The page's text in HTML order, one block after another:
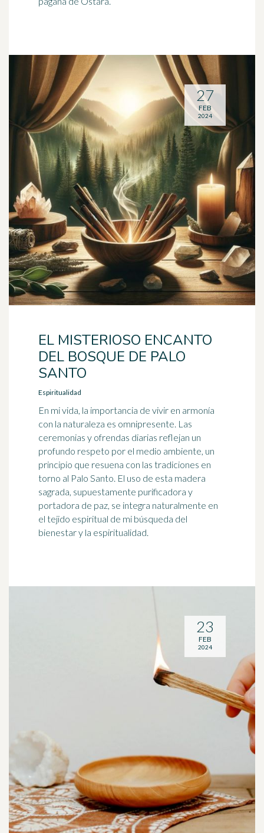
EL MISTERIOSO ENCANTO
DEL BOSQUE DE PALO
SANTO
Espiritualidad
En mi vida, la importancia de vivir en armonía
con la naturaleza es omnipresente. Las
ceremonias y ofrendas diarias reflejan un
profundo respeto por el medio ambiente, un
principio que resuena con las tradiciones en
torno al Palo Santo. El uso de esta madera
sagrada, supuestamente purificadora y
portadora de paz, se integra naturalmente en
el tejido espiritual de mi búsqueda del
bienestar y la espiritualidad.
27
FEB
2024
23
FEB
2024